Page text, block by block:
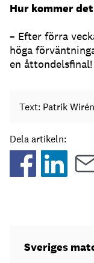
Hur kommer
– Efter förra
höga
en åttondelsfinal!
Text: Patrik Wirén
Dela artikeln:
Sveriges